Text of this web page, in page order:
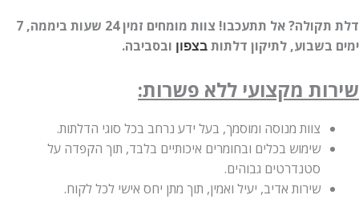
דלת תקולה? אל תתעכבו! צוות מומחים זמין 24 שעות ביממה, 7
ימים בשבוע, לתיקון דלתות בצפון ובסביבה.
שירות מקצועי ללא פשרות:
צוות מנוסה ומוסמך, בעל ידע נרחב בכל סוגי הדלתות.
שימוש בכלים ובחומרים איכותיים בלבד, תוך הקפדה על
סטנדרטים גבוהים.
שירות אדיב, יעיל ואמין, תוך מתן יחס אישי לכל לקוח.